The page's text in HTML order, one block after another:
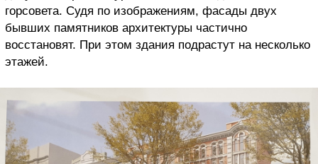
горсовета. Судя по изображениям, фасады двух
бывших памятников архитектуры частично
восстановят. При этом здания подрастут на несколько
этажей.